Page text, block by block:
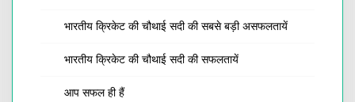
भारतीय क्रिकेट की चौथाई सदी की सबसे बड़ी असफलतायें
भारतीय क्रिकेट की चौथाई सदी की सफलतायें
आप सफल ही हैं